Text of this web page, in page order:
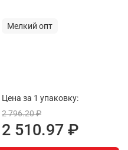
Мелкий опт
Цена за 1 упаковку:
2 796.20 ₽
2 510.97 ₽